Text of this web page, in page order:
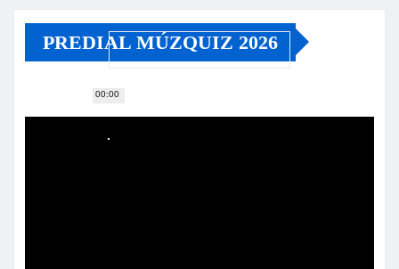
00:00
PREDIAL MÚZQUIZ 2026
Reproductor